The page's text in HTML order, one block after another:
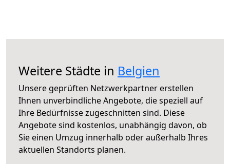
Weitere Städte in Belgien
Unsere geprüften Netzwerkpartner erstellen
Ihnen unverbindliche Angebote, die speziell auf
Ihre Bedürfnisse zugeschnitten sind. Diese
Angebote sind kostenlos, unabhängig davon, ob
Sie einen Umzug innerhalb oder außerhalb Ihres
aktuellen Standorts planen.